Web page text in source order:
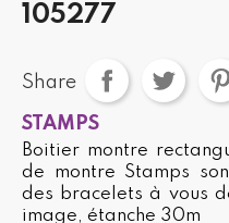
105277
Share
STAMPS
Boitier montre
de montre Stamps
des bracelets à vous
image, étanche 30m